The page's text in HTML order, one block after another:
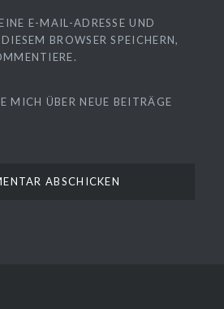
E-MAIL-ADRESSE UND
BROWSER SPEICHERN,
MICH ÜBER NEUE BEITRÄGE